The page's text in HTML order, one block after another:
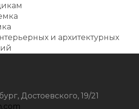
и архитектурных
Достоевского, 19/21